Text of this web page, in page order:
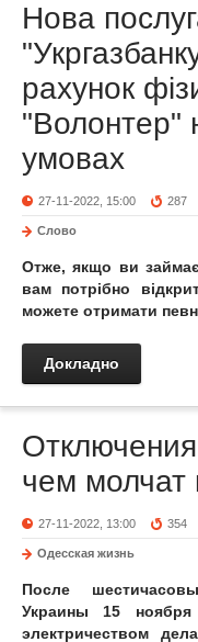
Нова
рахунок
"Волонтер"
умовах
27-11-2022, 15:00 287
Слово
Отже, якщо ви
вам потрібно
можете отримати
Докладно
чем молчат
27-11-2022, 13:00 354
Одесская жизнь
После
Украины 15
электричеством